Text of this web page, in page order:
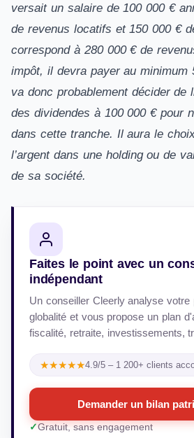
versait un salaire de 100 000 €
de revenus locatifs et 150 000 €
correspond à 280 000 € de
impôt, il devra payer au minimum
va donc probablement décider de
des dividendes à 100 000 € pour
dans cette tranche. Il aura le
l’argent dans une holdingou de
de sa société.
Faites le point avec un
indépendant
Un conseiller Cleerly analyse votre
globalité et vous propose un plan
fiscalité, retraite, investissements,
★★★★★4.9/5 – 1 200+ clients
Demander un bilan
Gratuit, sans engagement